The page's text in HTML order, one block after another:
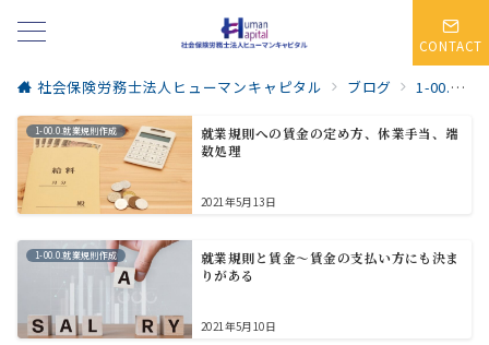
CONTACT
社会保険労務士法人ヒューマンキャピタル ブログ 1-00.0.就業規則作成
1-00.0.就業規則作成
就業規則への賃金の定め方、休業手当、端
数処理
2021年5月13日
1-00.0.就業規則作成
就業規則と賃金～賃金の支払い方にも決ま
りがある
2021年5月10日